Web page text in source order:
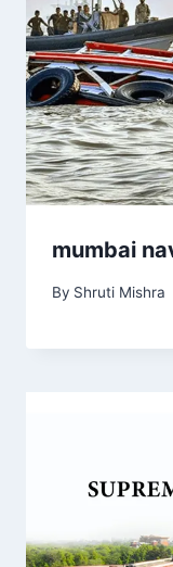
mumbai
By Shruti Mishra